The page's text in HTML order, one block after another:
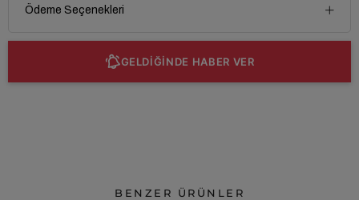
Ödeme Seçenekleri
GELDİĞİNDE HABER VER
BENZER ÜRÜNLER